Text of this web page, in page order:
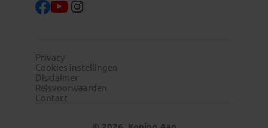
Privacy
Cookies instellingen
Disclaimer
Reisvoorwaarden
Contact